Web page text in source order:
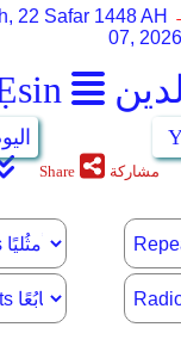
الدين
22 Safar 1448 AH
07, 2026
Share مشاركة